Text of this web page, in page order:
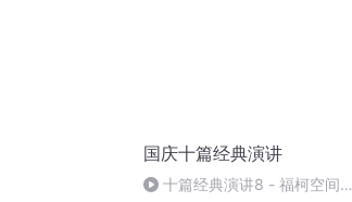
国庆十篇经典演讲
十篇经典演讲8 - 福柯空间回